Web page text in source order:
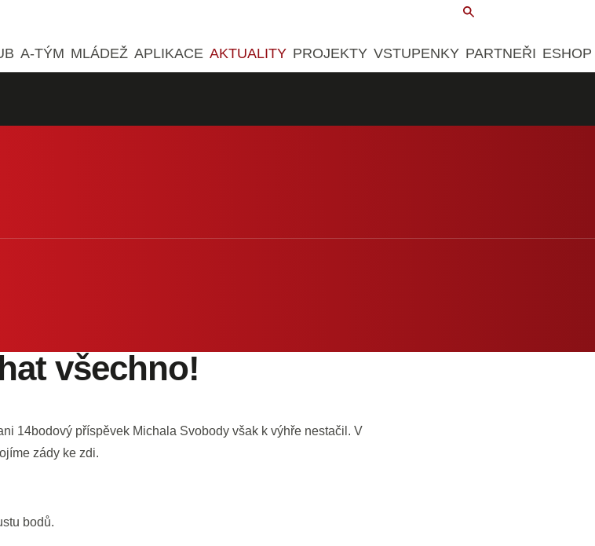
A-TÝM MLÁDEŽ APLIKACE AKTUALITY PROJEKTY VSTUPENKY PARTNEŘI ESHOP
všechno!
14bodový příspěvek Michala Svobody však k výhře nestačil. V
zády ke zdi.
bodů.